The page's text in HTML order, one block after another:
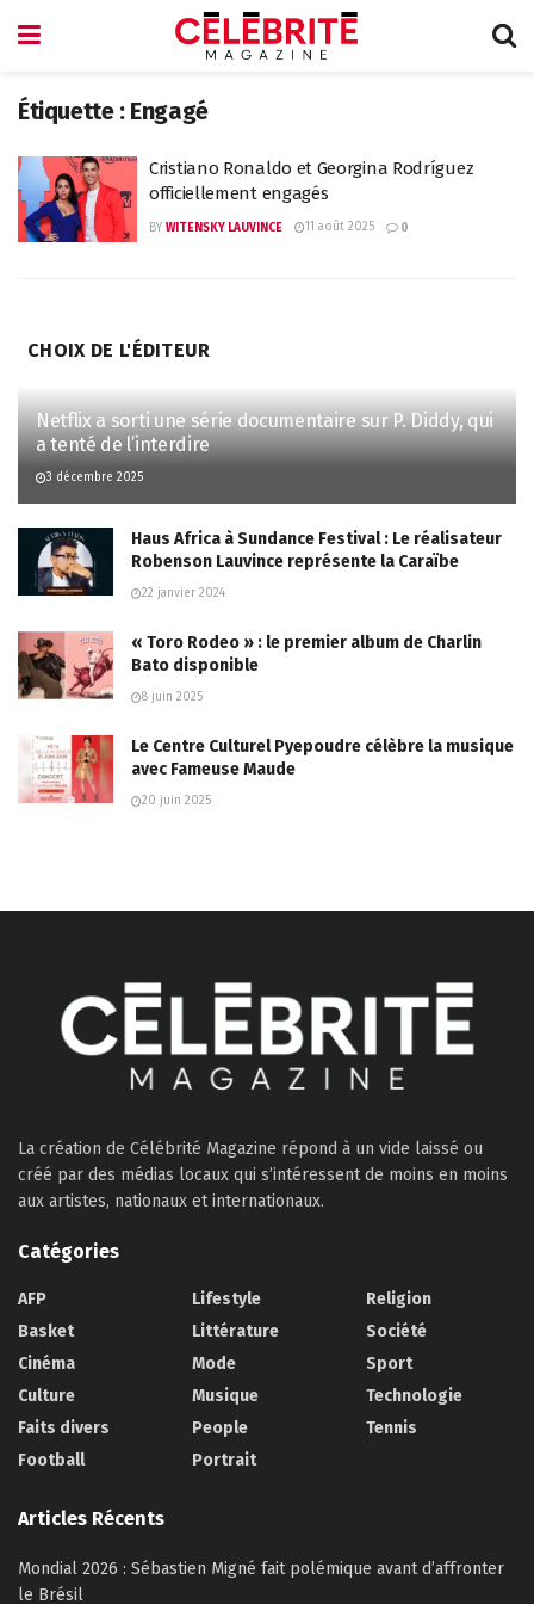
Étiquette : Engagé
Cristiano Ronaldo et Georgina Rodríguez
officiellement engagés
BY WITENSKY LAUVINCE 11 août 2025 0
CHOIX DE L'ÉDITEUR
Netflix a sorti une série documentaire sur P. Diddy, qui
a tenté de l’interdire
3 décembre 2025
Haus Africa à Sundance Festival : Le réalisateur
Robenson Lauvince représente la Caraïbe
22 janvier 2024
« Toro Rodeo » : le premier album de Charlin
Bato disponible
8 juin 2025
Le Centre Culturel Pyepoudre célèbre la musique
avec Fameuse Maude
20 juin 2025
La création de Célébrité Magazine répond à un vide laissé ou
créé par des médias locaux qui s’intéressent de moins en moins
aux artistes, nationaux et internationaux.
Catégories
AFP
Basket
Cinéma
Culture
Faits divers
Football
Lifestyle
Littérature
Mode
Musique
People
Portrait
Religion
Société
Sport
Technologie
Tennis
Articles Récents
Mondial 2026 : Sébastien Migné fait polémique avant d’affronter
le Brésil